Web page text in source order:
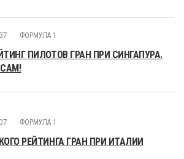
ФОРМУЛА 1
ПИЛОТОВ ГРАН ПРИ СИНГАПУРА.
ФОРМУЛА 1
РЕЙТИНГА ГРАН ПРИ ИТАЛИИ